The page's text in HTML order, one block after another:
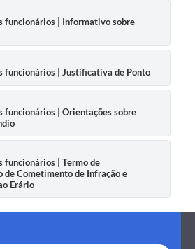
funcionários | Informativo sobre
funcionários | Justificativa de Ponto
funcionários | Orientações sobre
funcionários | Termo de
de Cometimento de Infração e
Erário